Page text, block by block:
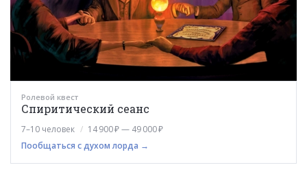
Ролевой квест
Спиритический сеанс
7–10 человек
14 900 ₽ — 49 000 ₽
Пообщаться с духом лорда →